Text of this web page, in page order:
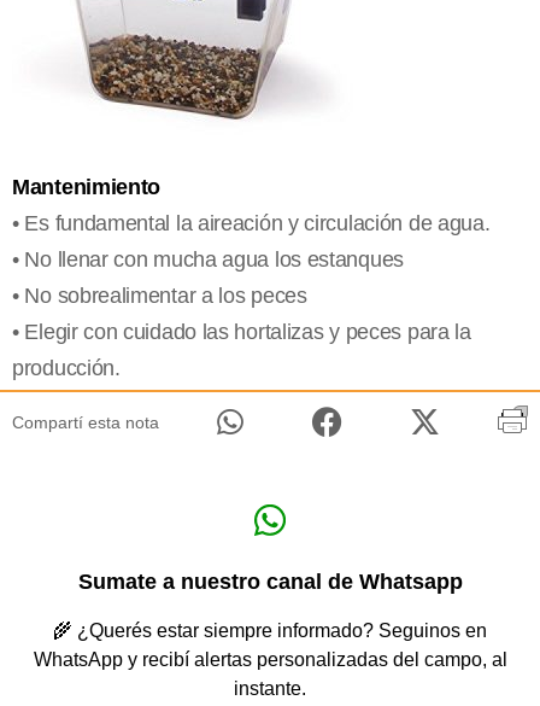
Mantenimiento
• Es fundamental la aireación y circulación de agua.
• No llenar con mucha agua los estanques
• No sobrealimentar a los peces
• Elegir con cuidado las hortalizas y peces para la
producción.
Compartí esta nota
Sumate a nuestro canal de Whatsapp
🌾 ¿Querés estar siempre informado? Seguinos en
WhatsApp y recibí alertas personalizadas del campo, al
instante.